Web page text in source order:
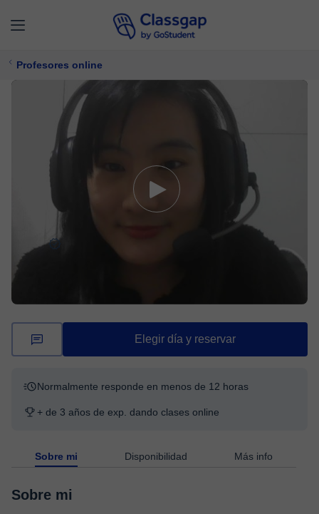
Profesores online
Yejee
Elegir día y reservar
Normalmente responde en menos de 12 horas
+ de 3 años de exp. dando clases online
Sobre mi Disponibilidad Más info
Sobre mi